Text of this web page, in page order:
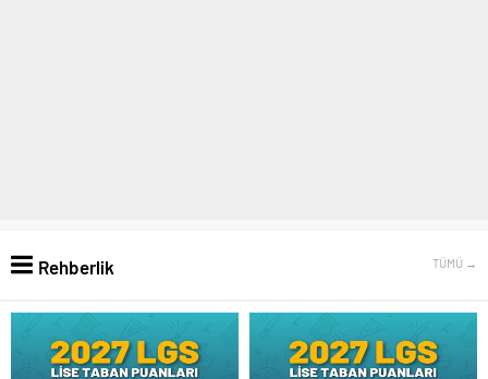
Rehberlik TÜMÜ →